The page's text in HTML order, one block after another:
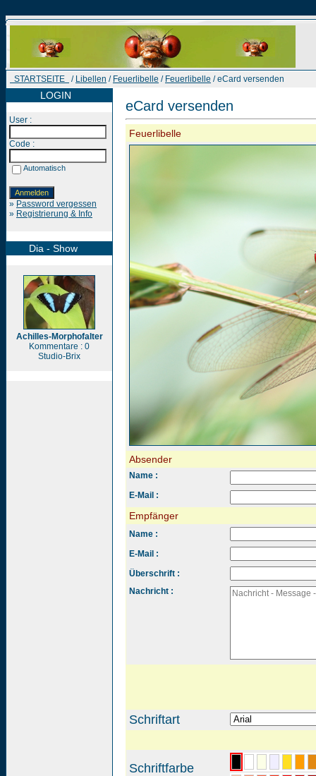
STARTSEITE / Libellen / Feuerlibelle / Feuerlibelle / eCard versenden
LOGIN
User :
Code :
Automatisch
» Password vergessen
» Registrierung & Info
Dia - Show
Achilles-Morphofalter
Kommentare : 0
Studio-Brix
eCard versenden
Feuerlibelle
Absender
Name :
E-Mail :
Empfänger
Name :
E-Mail :
Überschrift :
Nachricht :
Schriftart
Schriftfarbe